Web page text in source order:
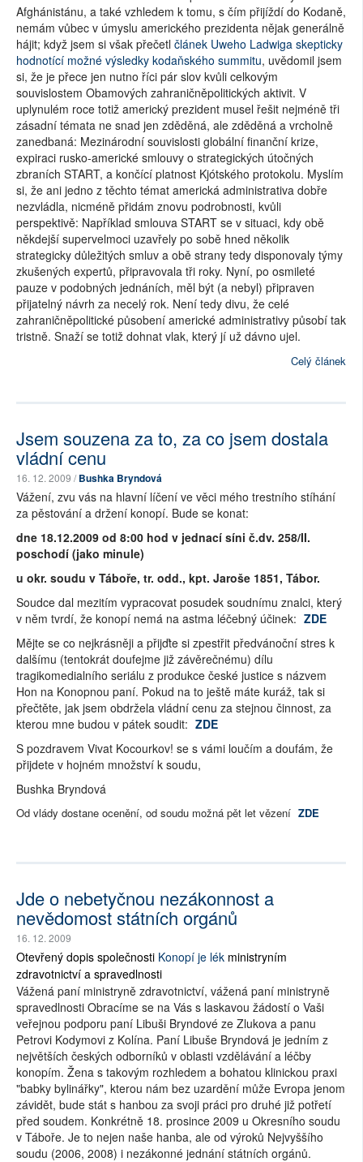
Afghánistánu, a také vzhledem k tomu, s čím přijíždí do Kodaně,
nemám vůbec v úmyslu amerického prezidenta nějak generálně
hájit; když jsem si však přečetl článek Uweho Ladwiga skepticky
hodnotící možné výsledky kodaňského summitu, uvědomil jsem
si, že je přece jen nutno říci pár slov kvůli celkovým
souvislostem Obamových zahraničněpolitických aktivit. V
uplynulém roce totiž americký prezident musel řešit nejméně tři
zásadní témata ne snad jen zděděná, ale zděděná a vrcholně
zanedbaná: Mezinárodní souvislosti globální finanční krize,
expiraci rusko-americké smlouvy o strategických útočných
zbraních START, a končící platnost Kjótského protokolu. Myslím
si, že ani jedno z těchto témat americká administrativa dobře
nezvládla, nicméně přidám znovu podrobnosti, kvůli
perspektivě: Například smlouva START se v situaci, kdy obě
někdejší supervelmoci uzavřely po sobě hned několik
strategicky důležitých smluv a obě strany tedy disponovaly týmy
zkušených expertů, připravovala tři roky. Nyní, po osmileté
pauze v podobných jednáních, měl být (a nebyl) připraven
přijatelný návrh za necelý rok. Není tedy divu, že celé
zahraničněpolitické působení americké administrativy působí tak
tristně. Snaží se totiž dohnat vlak, který jí už dávno ujel.
Celý článek
Jsem souzena za to, za co jsem dostala
vládní cenu
16. 12. 2009 /Bushka Bryndová
Vážení, zvu vás na hlavní líčení ve věci mého trestního stíhání
za pěstování a držení konopí. Bude se konat:
dne 18.12.2009 od 8:00 hod v jednací síni č.dv. 258/II.
poschodí (jako minule)
u okr. soudu v Táboře, tr. odd., kpt. Jaroše 1851, Tábor.
Soudce dal mezitím vypracovat posudek soudnímu znalci, který
v něm tvrdí, že konopí nemá na astma léčebný účinek: ZDE
Mějte se co nejkrásněji a přijďte si zpestřit předvánoční stres k
dalšímu (tentokrát doufejme již závěrečnému) dílu
tragikomedialního seriálu z produkce české justice s názvem
Hon na Konopnou paní. Pokud na to ještě máte kuráž, tak si
přečtěte, jak jsem obdržela vládní cenu za stejnou činnost, za
kterou mne budou v pátek soudit: ZDE
S pozdravem Vivat Kocourkov! se s vámi loučím a doufám, že
přijdete v hojném množství k soudu,
Bushka Bryndová
Od vlády dostane ocenění, od soudu možná pět let vězení ZDE
Jde o nebetyčnou nezákonnost a
nevědomost státních orgánů
16. 12. 2009
Otevřený dopis společnosti Konopí je lék ministryním
zdravotnictví a spravedlnosti
Vážená paní ministryně zdravotnictví, vážená paní ministryně
spravedlnosti Obracíme se na Vás s laskavou žádostí o Vaši
veřejnou podporu paní Libuši Bryndové ze Zlukova a panu
Petrovi Kodymovi z Kolína. Paní Libuše Bryndová je jedním z
největších českých odborníků v oblasti vzdělávání a léčby
konopím. Žena s takovým rozhledem a bohatou klinickou praxi
"babky bylinářky", kterou nám bez uzardění může Evropa jenom
závidět, bude stát s hanbou za svoji práci pro druhé již potřetí
před soudem. Konkrétně 18. prosince 2009 u Okresního soudu
v Táboře. Je to nejen naše hanba, ale od výroků Nejvyššího
soudu (2006, 2008) i nezákonné jednání státních orgánů.